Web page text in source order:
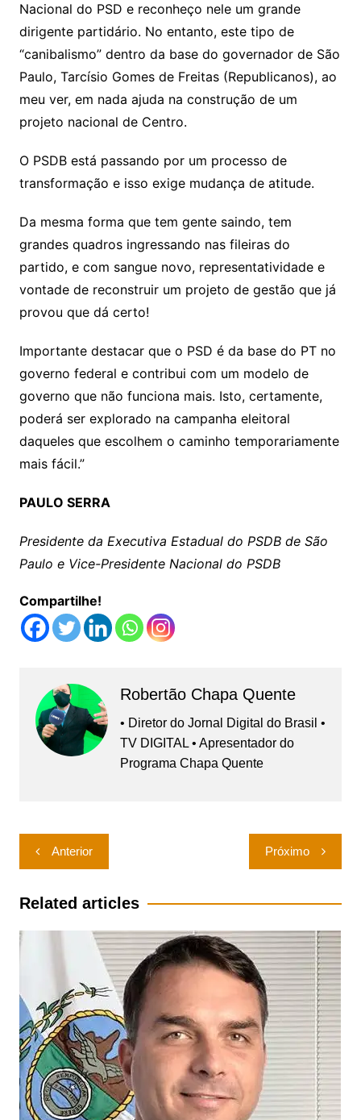
Nacional do PSD e reconheço nele um grande
dirigente partidário. No entanto, este tipo de
“canibalismo” dentro da base do governador de São
Paulo, Tarcísio Gomes de Freitas (Republicanos), ao
meu ver, em nada ajuda na construção de um
projeto nacional de Centro.
O PSDB está passando por um processo de
transformação e isso exige mudança de atitude.
Da mesma forma que tem gente saindo, tem
grandes quadros ingressando nas fileiras do
partido, e com sangue novo, representatividade e
vontade de reconstruir um projeto de gestão que já
provou que dá certo!
Importante destacar que o PSD é da base do PT no
governo federal e contribui com um modelo de
governo que não funciona mais. Isto, certamente,
poderá ser explorado na campanha eleitoral
daqueles que escolhem o caminho temporariamente
mais fácil.”
PAULO SERRA
Presidente da Executiva Estadual do PSDB de São
Paulo e Vice-Presidente Nacional do PSDB
Compartilhe!
Robertão Chapa Quente
• Diretor do Jornal Digital do Brasil •
TV DIGITAL • Apresentador do
Programa Chapa Quente
Navegação
de
Post
Anterior Próximo
Related articles